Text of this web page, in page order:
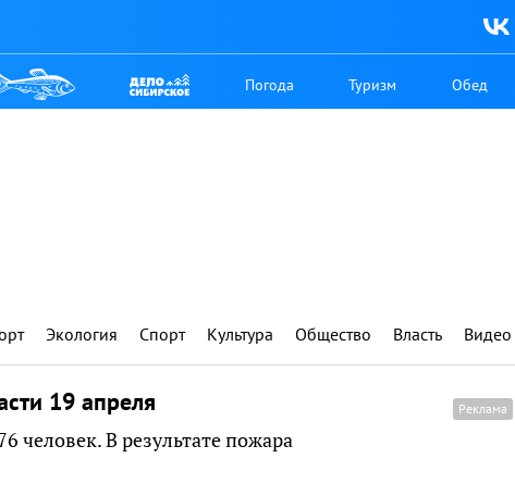
Погода Туризм Обед
Экология Спорт Культура Общество Власть Видео
19 апреля
человек. В результате пожара